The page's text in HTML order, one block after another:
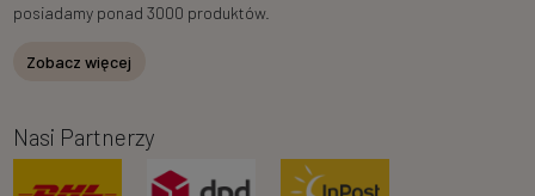
posiadamy ponad 3000 produktów.
Zobacz więcej
Nasi Partnerzy